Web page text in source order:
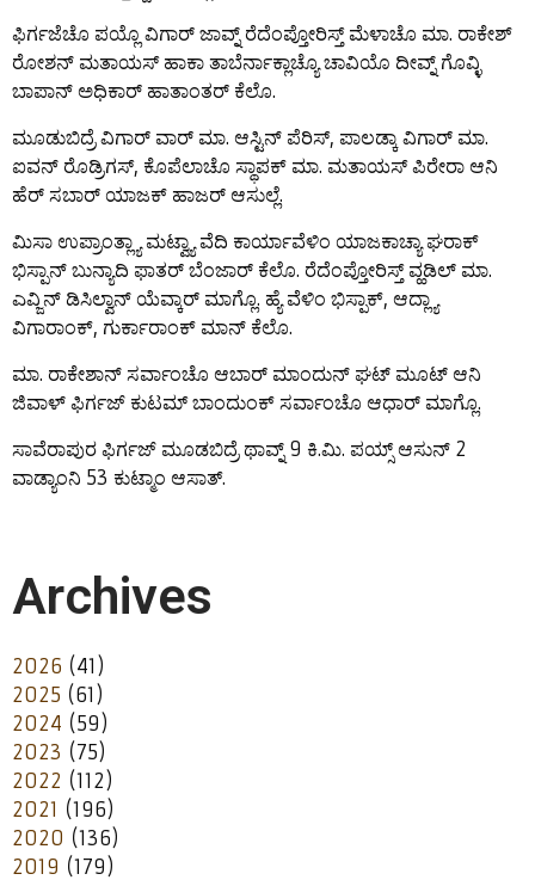
ಫಿರ್ಗಜೆಚೊ ಪಯ್ಲೊ ವಿಗಾರ್ ಜಾವ್ನ್ ರೆದೆಂಪ್ತೋರಿಸ್ತ್ ಮೆಳಾಚೊ ಮಾ. ರಾಕೇಶ್
ರೋಶನ್ ಮತಾಯಸ್ ಹಾಕಾ ತಾಬೆರ್ನಾಕ್ಲಾಚ್ಯೊ ಚಾವಿಯೊ ದೀವ್ನ್ ಗೊವ್ಳಿ
ಬಾಪಾನ್ ಅಧಿಕಾರ್ ಹಾತಾಂತರ್ ಕೆಲೊ.
ಮೂಡುಬಿದ್ರೆ ವಿಗಾರ್ ವಾರ್ ಮಾ. ಆಸ್ಟಿನ್ ಪೆರಿಸ್, ಪಾಲಡ್ಕಾ ವಿಗಾರ್ ಮಾ.
ಐವನ್ ರೊಡ್ರಿಗಸ್, ಕೊಪೆಲಾಚೊ ಸ್ಥಾಪಕ್ ಮಾ. ಮತಾಯಸ್ ಪಿರೇರಾ ಆನಿ
ಹೆರ್ ಸಬಾರ್ ಯಾಜಕ್ ಹಾಜರ್ ಆಸುಲ್ಲೆ.
ಮಿಸಾ ಉಪ್ರಾಂತ್ಲ್ಯಾ ಮಟ್ವ್ಯಾ ವೆದಿ ಕಾರ್ಯಾವೆಳಿಂ ಯಾಜಕಾಚ್ಯಾ ಘರಾಕ್
ಭಿಸ್ಪಾನ್ ಬುನ್ಯಾದಿ ಫಾತರ್ ಬೆಂಜಾರ್ ಕೆಲೊ. ರೆದೆಂಪ್ತೋರಿಸ್ತ್ ವ್ಹಡಿಲ್ ಮಾ.
ಎವ್ಜಿನ್ ಡಿಸಿಲ್ವಾನ್ ಯೆವ್ಕಾರ್ ಮಾಗ್ಲೊ. ಹ್ಯೆ ವೆಳಿಂ ಭಿಸ್ಪಾಕ್, ಆದ್ಲ್ಯಾ
ವಿಗಾರಾಂಕ್, ಗುರ್ಕಾರಾಂಕ್ ಮಾನ್ ಕೆಲೊ.
ಮಾ. ರಾಕೇಶಾನ್ ಸರ್ವಾಂಚೊ ಆಬಾರ್ ಮಾಂದುನ್ ಘಟ್ ಮೂಟ್ ಆನಿ
ಜಿವಾಳ್ ಫಿರ್ಗಜ್ ಕುಟಮ್ ಬಾಂದುಂಕ್ ಸರ್ವಾಂಚೊ ಆಧಾರ್ ಮಾಗ್ಲೊ.
ಸಾವೆರಾಪುರ ಫಿರ್ಗಜ್ ಮೂಡಬಿದ್ರೆ ಥಾವ್ನ್ 9 ಕಿ.ಮಿ. ಪಯ್ಸ್ ಆಸುನ್ 2
ವಾಡ್ಯಾಂನಿ 53 ಕುಟ್ಮಾಂ ಆಸಾತ್.
Archives
2026 (41)
2025 (61)
2024 (59)
2023 (75)
2022 (112)
2021 (196)
2020 (136)
2019 (179)